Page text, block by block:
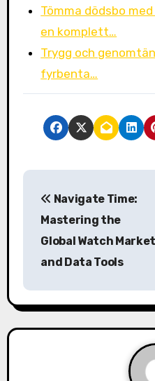
Tömma dödsbo
en komplett…
Trygg och
fyrbenta…
P
n
a
Navigate Time:
Mastering the
Global Watch Market
and Data Tools